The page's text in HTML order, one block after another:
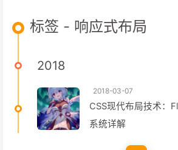
标签 - 响应式布局
2018
2018-03-07
CSS现代布局技术：
系统详解